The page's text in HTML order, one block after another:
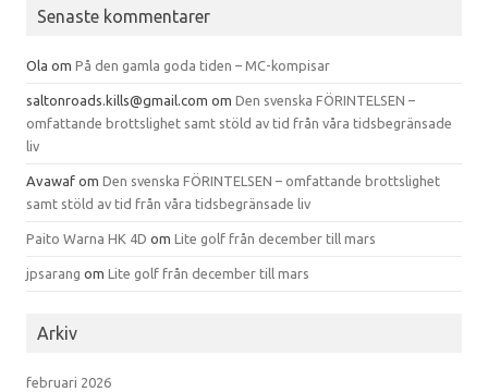
Senaste kommentarer
Ola om På den gamla goda tiden – MC-kompisar
saltonroads.kills@gmail.com om Den svenska FÖRINTELSEN –
omfattande brottslighet samt stöld av tid från våra tidsbegränsade
liv
Avawaf om Den svenska FÖRINTELSEN – omfattande brottslighet
samt stöld av tid från våra tidsbegränsade liv
Paito Warna HK 4D om Lite golf från december till mars
jpsarang om Lite golf från december till mars
Arkiv
februari 2026